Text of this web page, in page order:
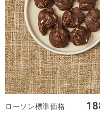
ローソン標準価格